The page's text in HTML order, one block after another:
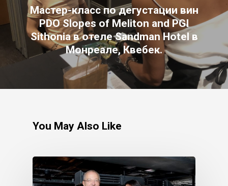
Мастер-класс по дегустации вин
PDO Slopes of Meliton and PGI
Sithonia в отеле Sandman Hotel в
Монреале, Квебек.
You May Also Like